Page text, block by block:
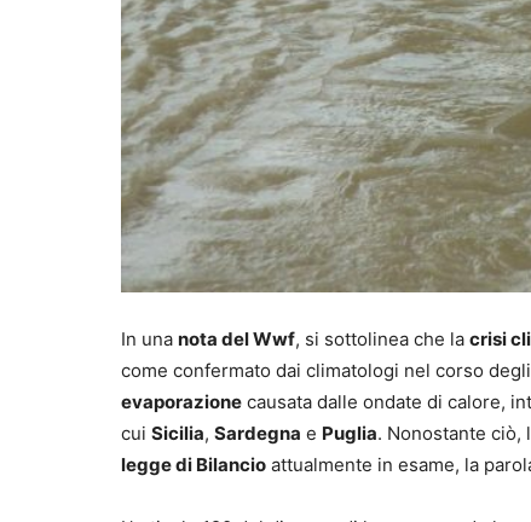
In una nota del Wwf, si sottolinea che la crisi
come confermato dai climatologi nel corso
evaporazione causata dalle ondate di calore,
cui Sicilia, Sardegna e Puglia. Nonostante ciò,
legge di Bilancio attualmente in esame, la